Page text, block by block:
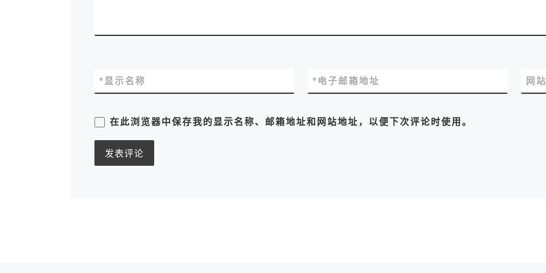
显示名称
* 电子邮箱地址
* 网
在此浏览器中保存我的显示名称、邮箱地址和网站地址，以便下次评论时使用。